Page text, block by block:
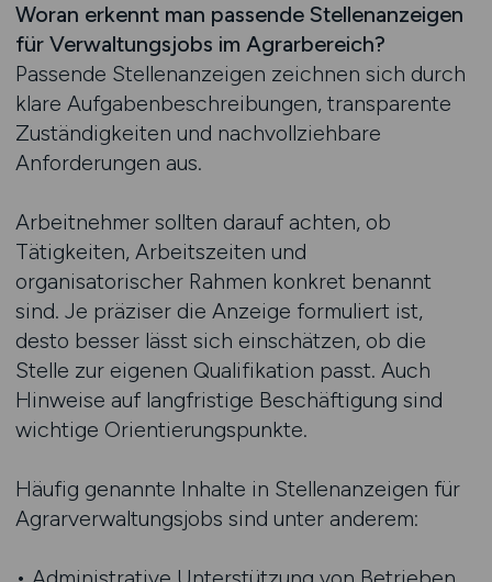
Woran erkennt man passende Stellenanzeigen
für Verwaltungsjobs im Agrarbereich?
Passende Stellenanzeigen zeichnen sich durch
klare Aufgabenbeschreibungen, transparente
Zuständigkeiten und nachvollziehbare
Anforderungen aus.
Arbeitnehmer sollten darauf achten, ob
Tätigkeiten, Arbeitszeiten und
organisatorischer Rahmen konkret benannt
sind. Je präziser die Anzeige formuliert ist,
desto besser lässt sich einschätzen, ob die
Stelle zur eigenen Qualifikation passt. Auch
Hinweise auf langfristige Beschäftigung sind
wichtige Orientierungspunkte.
Häufig genannte Inhalte in Stellenanzeigen für
Agrarverwaltungsjobs sind unter anderem: